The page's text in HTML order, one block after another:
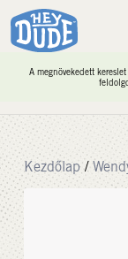
A megnövekedett
Kezdőlap /